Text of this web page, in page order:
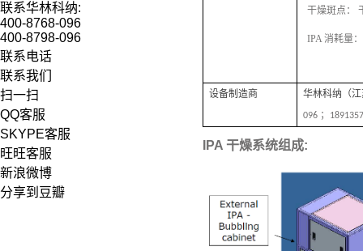
联系华林科纳:
400-8768-096
400-8798-096
联系电话
联系我们
扫一扫
QQ客服
SKYPE客服
旺旺客服
新浪微博
分享到豆瓣
干燥斑点：
IPA 消耗量
设备制造商 华林科纳（
096 ；
IPA 干燥系统组成: